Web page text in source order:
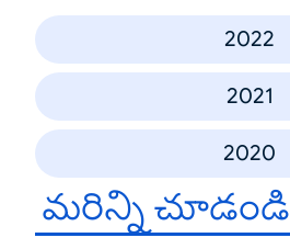
2022
2021
2020
మరిన్ని చూడండి